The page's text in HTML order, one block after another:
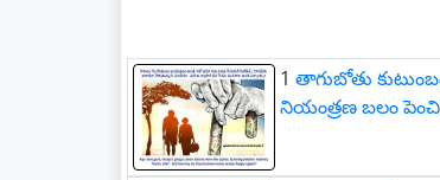
1 తాగుబోతు
నియంత్రణ బలం